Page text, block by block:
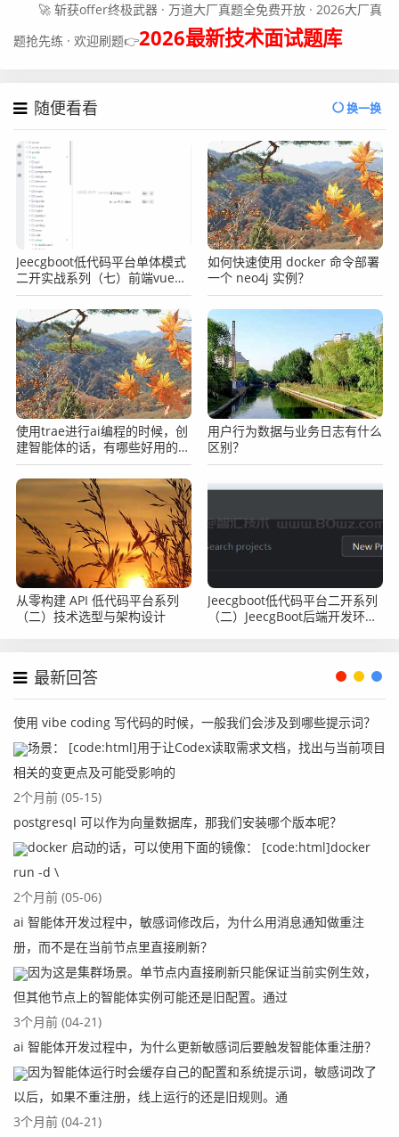
🚀 斩获offer终极武器 · 万道大厂真题全免费开放 · 2026大厂真
题抢先练 · 欢迎刷题👉2026最新技术面试题库
随便看看 换一换
Jeecgboot低代码平台单体模式
二开实战系列（七）前端vue二
开添加打印功能
如何快速使用 docker 命令部署
一个 neo4j 实例？
使用trae进行ai编程的时候，创
建智能体的话，有哪些好用的提
示词？
用户行为数据与业务日志有什么
区别？
从零构建 API 低代码平台系列
（二）技术选型与架构设计
Jeecgboot低代码平台二开系列
（二）JeecgBoot后端开发环境
最新回答
使用 vibe coding 写代码的时候，一般我们会涉及到哪些提示词？
场景： [code:html]用于让Codex读取需求文档，找出与当前项目
相关的变更点及可能受影响的
2个月前 (05-15)
postgresql 可以作为向量数据库，那我们安装哪个版本呢？
docker 启动的话，可以使用下面的镜像： [code:html]docker
run -d \
2个月前 (05-06)
ai 智能体开发过程中，敏感词修改后，为什么用消息通知做重注
册，而不是在当前节点里直接刷新？
因为这是集群场景。单节点内直接刷新只能保证当前实例生效，
但其他节点上的智能体实例可能还是旧配置。通过
3个月前 (04-21)
ai 智能体开发过程中，为什么更新敏感词后要触发智能体重注册？
因为智能体运行时会缓存自己的配置和系统提示词，敏感词改了
以后，如果不重注册，线上运行的还是旧规则。通
3个月前 (04-21)